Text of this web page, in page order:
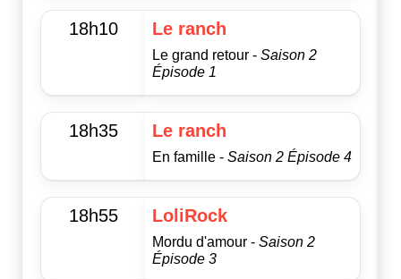
18h10 Le ranch
Le grand retour - Saison 2
Épisode 1
18h35 Le ranch
En famille - Saison 2 Épisode 4
18h55 LoliRock
Mordu d'amour - Saison 2
Épisode 3